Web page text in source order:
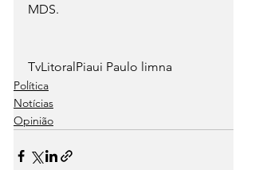
MDS.
TvLitoralPiaui Paulo limna
Política
Notícias
Opinião